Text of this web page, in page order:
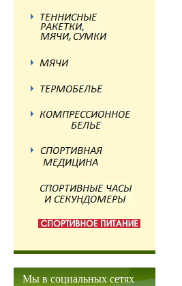
Мы в социальных сетях